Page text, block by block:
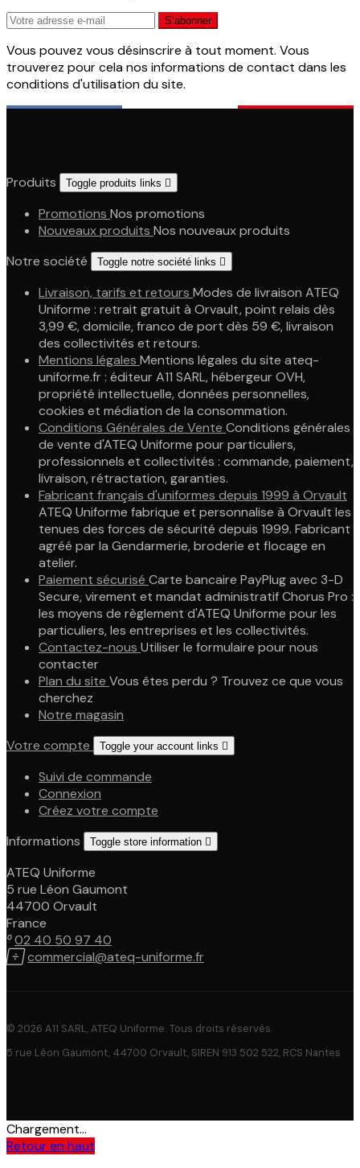
Vous pouvez vous désinscrire à tout moment. Vous
trouverez pour cela nos informations de contact dans les
conditions d'utilisation du site.
Produits Toggle produits links 
Promotions Nos promotions
Nouveaux produits Nos nouveaux produits
Notre société
Toggle notre société links 
Livraison, tarifs et retours Modes de livraison ATEQ
Uniforme : retrait gratuit à Orvault, point relais dès
3,99 €, domicile, franco de port dès 59 €, livraison
des collectivités et retours.
Mentions légales Mentions légales du site ateq-
uniforme.fr : éditeur A11 SARL, hébergeur OVH,
propriété intellectuelle, données personnelles,
cookies et médiation de la consommation.
Conditions Générales de Vente Conditions générales
de vente d'ATEQ Uniforme pour particuliers,
professionnels et collectivités : commande, paiement,
livraison, rétractation, garanties.
Fabricant français d'uniformes depuis 1999 à Orvault
ATEQ Uniforme fabrique et personnalise à Orvault les
tenues des forces de sécurité depuis 1999. Fabricant
agréé par la Gendarmerie, broderie et flocage en
atelier.
Paiement sécurisé Carte bancaire PayPlug avec 3-D
Secure, virement et mandat administratif Chorus Pro :
les moyens de règlement d'ATEQ Uniforme pour les
particuliers, les entreprises et les collectivités.
Contactez-nous Utiliser le formulaire pour nous
contacter
Plan du site Vous êtes perdu ? Trouvez ce que vous
cherchez
Notre magasin
Votre compte
Toggle your account links 
Suivi de commande
Connexion
Créez votre compte
Informations
Toggle store information 
ATEQ Uniforme
5 rue Léon Gaumont
44700 Orvault
France
02 40 50 97 40
commercial@ateq-uniforme.fr
© 2026 A11 SARL, ATEQ Uniforme. Tous droits réservés.
5 rue Léon Gaumont, 44700 Orvault, SIREN 913 502 522, RCS Nantes
Chargement...
Retour en haut